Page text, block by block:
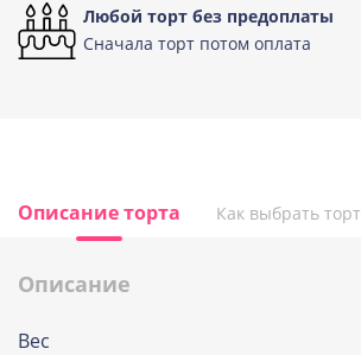
Любой торт без предоплаты
Сначала торт потом оплата
Описание торта Как выбрать торт
Описание
Вес